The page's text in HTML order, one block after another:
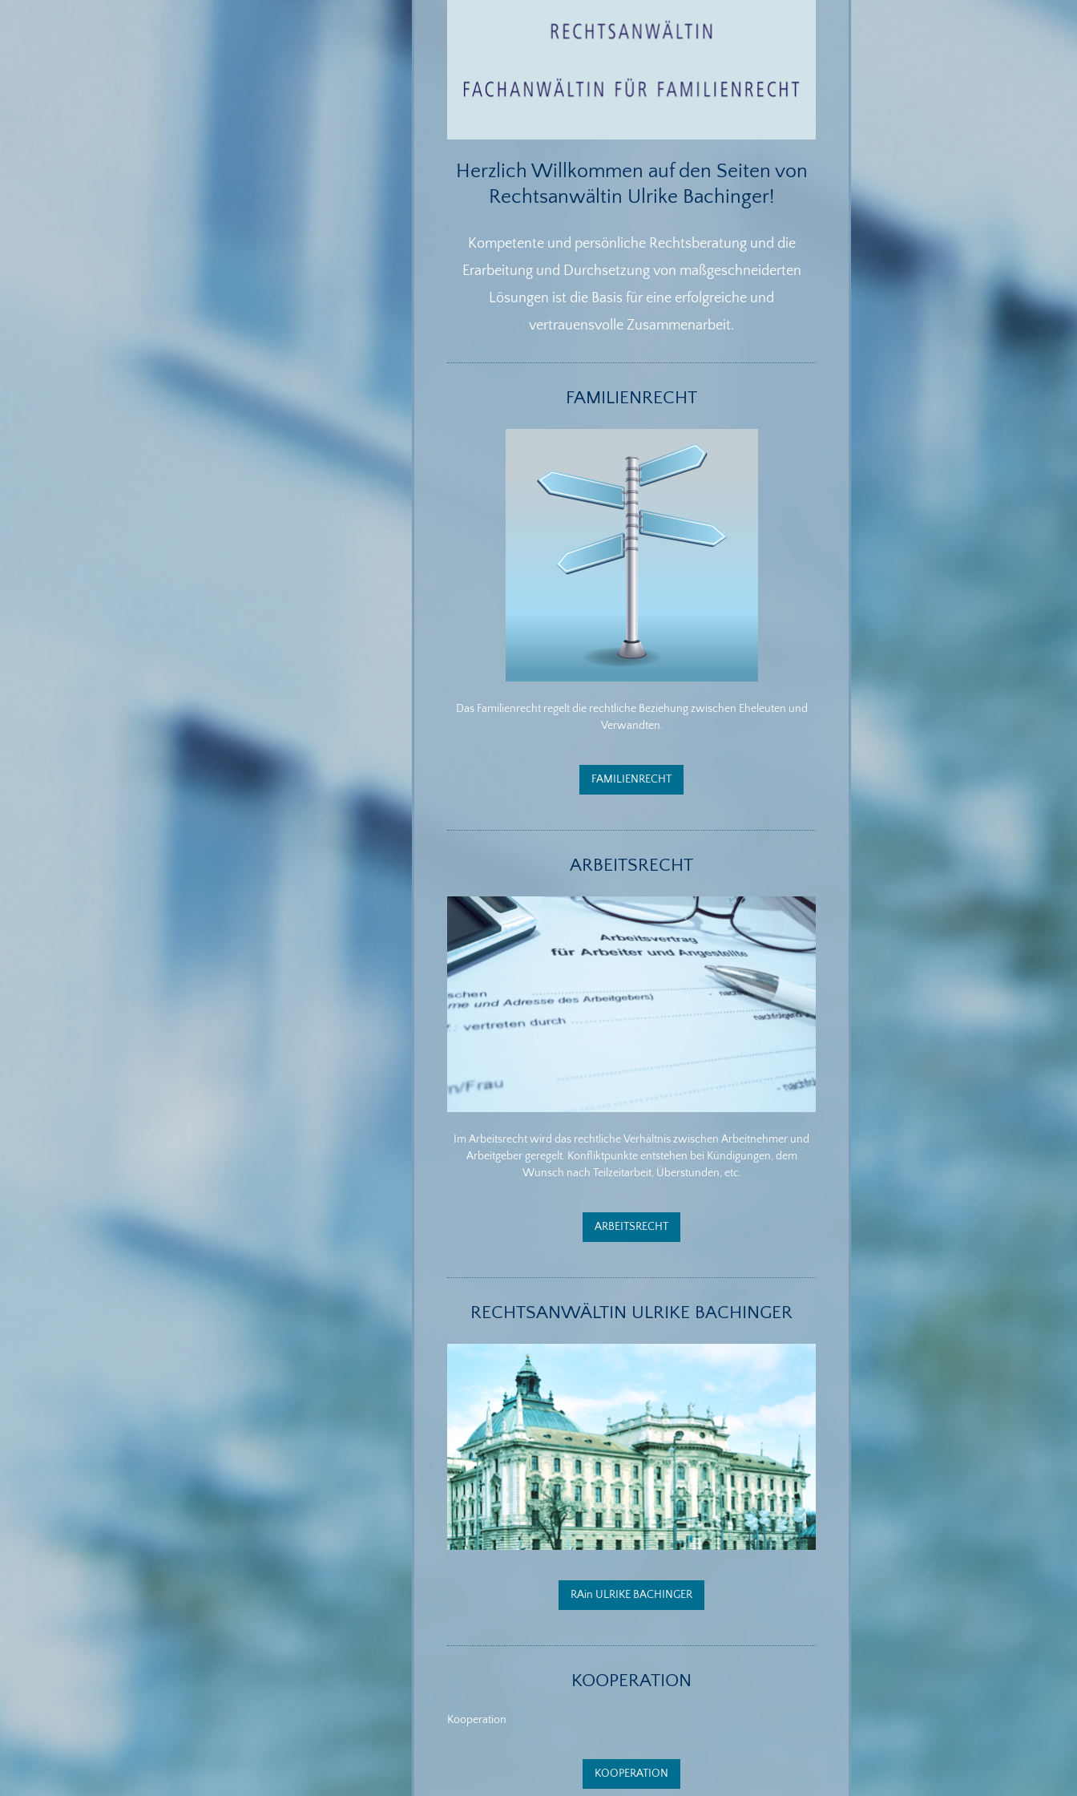
Herzlich Willkommen auf den Seiten von
Rechtsanwältin Ulrike Bachinger!
Kompetente und persönliche Rechtsberatung und die
Erarbeitung und Durchsetzung von maßgeschneiderten
Lösungen ist die Basis für eine erfolgreiche und
vertrauensvolle Zusammenarbeit.
FAMILIENRECHT
Das Familienrecht regelt die rechtliche Beziehung zwischen Eheleuten und
Verwandten.
FAMILIENRECHT
ARBEITSRECHT
Im Arbeitsrecht wird das rechtliche Verhältnis zwischen Arbeitnehmer und
Arbeitgeber geregelt. Konfliktpunkte entstehen bei Kündigungen, dem
Wunsch nach Teilzeitarbeit, Überstunden, etc.
ARBEITSRECHT
RECHTSANWÄLTIN ULRIKE BACHINGER
RAin ULRIKE BACHINGER
KOOPERATION
Kooperation
KOOPERATION